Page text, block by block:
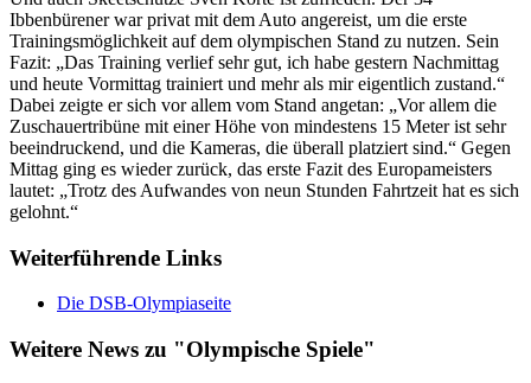
Ibbenbürener war privat mit dem Auto angereist, um die erste
Trainingsmöglichkeit auf dem olympischen Stand zu nutzen. Sein
Fazit: „Das Training verlief sehr gut, ich habe gestern Nachmittag
und heute Vormittag trainiert und mehr als mir eigentlich zustand.“
Dabei zeigte er sich vor allem vom Stand angetan: „Vor allem die
Zuschauertribüne mit einer Höhe von mindestens 15 Meter ist sehr
beeindruckend, und die Kameras, die überall platziert sind.“ Gegen
Mittag ging es wieder zurück, das erste Fazit des Europameisters
lautet: „Trotz des Aufwandes von neun Stunden Fahrtzeit hat es sich
gelohnt.“
Weiterführende Links
Die DSB-Olympiaseite
Weitere News zu "Olympische Spiele"